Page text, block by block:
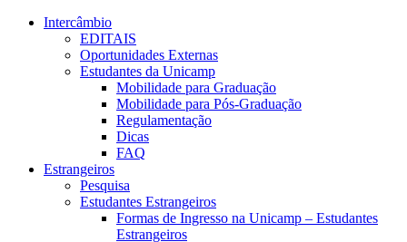
Intercâmbio
EDITAIS
Oportunidades Externas
Estudantes da Unicamp
Mobilidade para Graduação
Mobilidade para Pós-Graduação
Regulamentação
Dicas
FAQ
Estrangeiros
Pesquisa
Estudantes Estrangeiros
Formas de Ingresso na Unicamp – Estudantes
Estrangeiros